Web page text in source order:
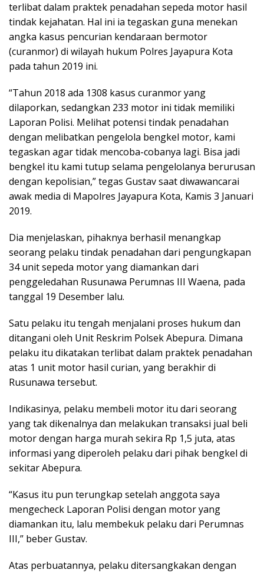
terlibat dalam praktek penadahan sepeda motor hasil
tindak kejahatan. Hal ini ia tegaskan guna menekan
angka kasus pencurian kendaraan bermotor
(curanmor) di wilayah hukum Polres Jayapura Kota
pada tahun 2019 ini.
“Tahun 2018 ada 1308 kasus curanmor yang
dilaporkan, sedangkan 233 motor ini tidak memiliki
Laporan Polisi. Melihat potensi tindak penadahan
dengan melibatkan pengelola bengkel motor, kami
tegaskan agar tidak mencoba-cobanya lagi. Bisa jadi
bengkel itu kami tutup selama pengelolanya berurusan
dengan kepolisian,” tegas Gustav saat diwawancarai
awak media di Mapolres Jayapura Kota, Kamis 3 Januari
2019.
Dia menjelaskan, pihaknya berhasil menangkap
seorang pelaku tindak penadahan dari pengungkapan
34 unit sepeda motor yang diamankan dari
penggeledahan Rusunawa Perumnas III Waena, pada
tanggal 19 Desember lalu.
Satu pelaku itu tengah menjalani proses hukum dan
ditangani oleh Unit Reskrim Polsek Abepura. Dimana
pelaku itu dikatakan terlibat dalam praktek penadahan
atas 1 unit motor hasil curian, yang berakhir di
Rusunawa tersebut.
Indikasinya, pelaku membeli motor itu dari seorang
yang tak dikenalnya dan melakukan transaksi jual beli
motor dengan harga murah sekira Rp 1,5 juta, atas
informasi yang diperoleh pelaku dari pihak bengkel di
sekitar Abepura.
“Kasus itu pun terungkap setelah anggota saya
mengecheck Laporan Polisi dengan motor yang
diamankan itu, lalu membekuk pelaku dari Perumnas
III,” beber Gustav.
Atas perbuatannya, pelaku ditersangkakan dengan